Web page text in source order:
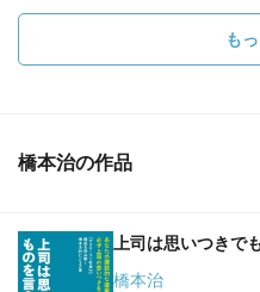
も
橋本治の作品
上司は思いつきで
橋本治